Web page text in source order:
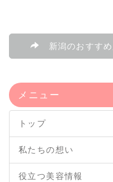
新潟のおすすめ
メニュー
トップ
私たちの想い
役立つ美容情報